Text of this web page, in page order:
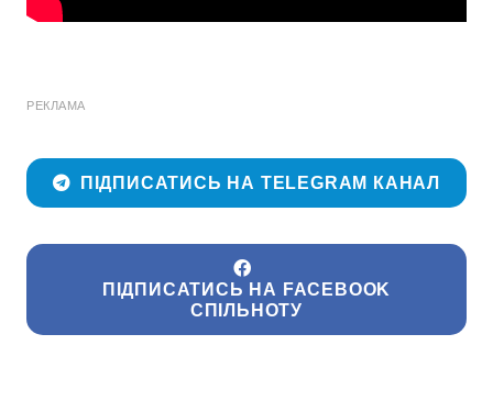
РЕКЛАМА
ПІДПИСАТИСЬ НА TELEGRAM КАНАЛ
ПІДПИСАТИСЬ НА FACEBOOK
СПІЛЬНОТУ